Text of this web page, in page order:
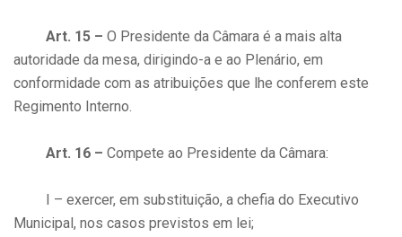
Art. 15 – O Presidente da Câmara é a mais alta
autoridade da mesa, dirigindo-a e ao Plenário, em
conformidade com as atribuições que lhe conferem este
Regimento Interno.
Art. 16 – Compete ao Presidente da Câmara:
I – exercer, em substituição, a chefia do Executivo
Municipal, nos casos previstos em lei;